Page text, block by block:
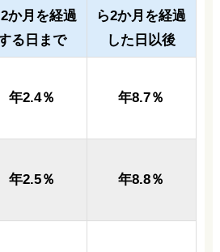
2か月を経過
る日まで
ら2か月を経過
した日以後
年2.4％ 年8.7％
年2.5％ 年8.8％